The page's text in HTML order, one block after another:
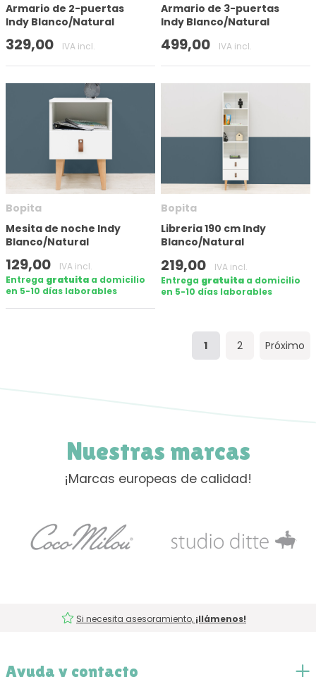
Armario de 2-puertas
Indy Blanco/Natural
329,00 IVA incl.
Armario de 3-puertas
Indy Blanco/Natural
499,00 IVA incl.
Bopita
Mesita de noche Indy
Blanco/Natural
129,00
IVA incl.
Entrega gratuita a domicilio
en 5-10 días laborables
Bopita
Libreria 190 cm Indy
Blanco/Natural
219,00
IVA incl.
Entrega gratuitaa domicilio
en 5-10 días laborables
1 2 Próximo
Nuestras marcas
¡Marcas europeas de calidad!
Si necesita asesoramiento, ¡llámenos!
Ayuda y contacto